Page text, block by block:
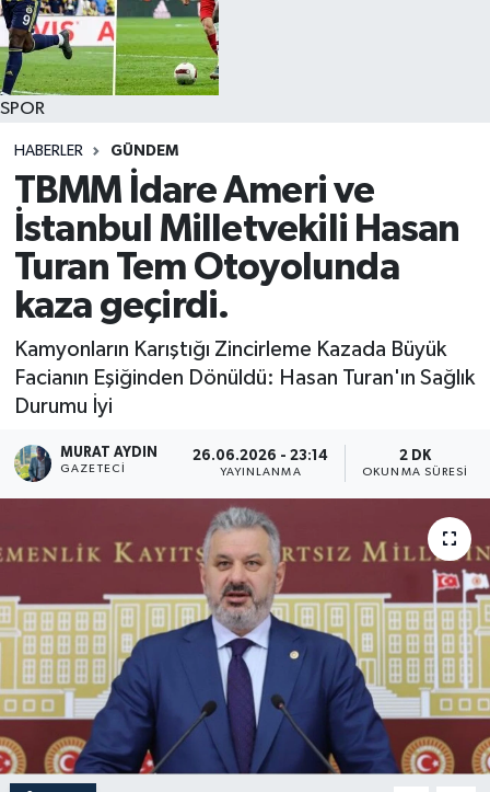
SPOR
HABERLER GÜNDEM
TBMM İdare Ameri ve
İstanbul Milletvekili Hasan
Turan Tem Otoyolunda
kaza geçirdi.
Kamyonların Karıştığı Zincirleme Kazada Büyük
Facianın Eşiğinden Dönüldü: Hasan Turan'ın Sağlık
Durumu İyi
MURAT AYDIN
GAZETECI
26.06.2026 - 23:14
YAYINLANMA
2 DK
OKUNMA SÜRESI